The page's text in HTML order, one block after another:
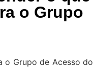
o Grupo
o Grupo de Acesso do